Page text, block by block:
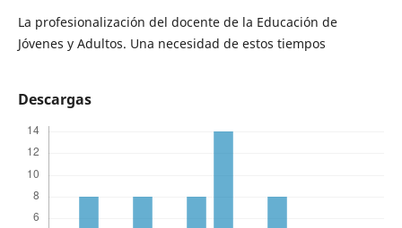
La profesionalización del docente de la Educación de
Jóvenes y Adultos. Una necesidad de estos tiempos
Descargas